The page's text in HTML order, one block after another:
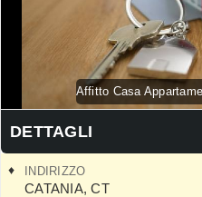
Affitto Casa
DETTAGLI
INDIRIZZO
CATANIA,CT